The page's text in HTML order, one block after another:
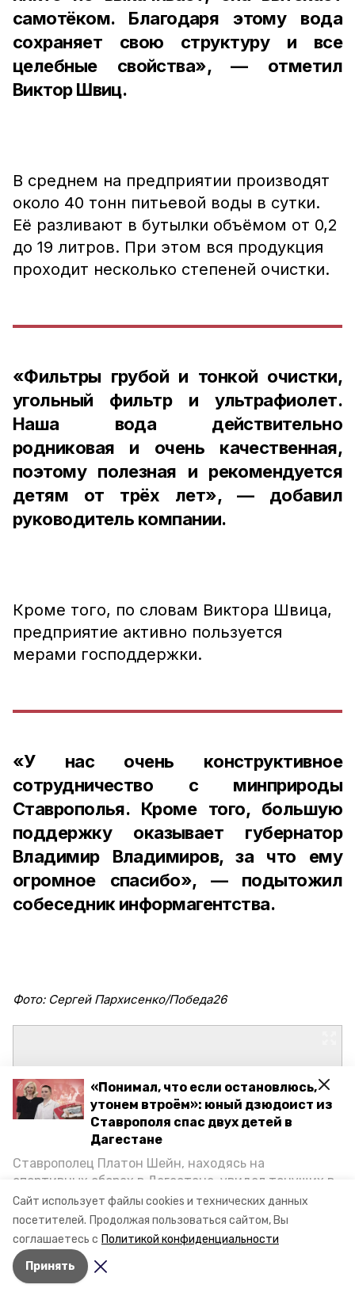
Сайт использует файлы cookies и технических данных
посетителей. Продолжая пользоваться сайтом, Вы
соглашаетесь с Политикой конфиденциальности
Принять
«Понимал, что если остановлюсь,
утонем втроём»: юный дзюдоист из
Ставрополя спас двух детей в
Дагестане
Ставрополец Платон Шейн, находясь на
спортивных сборах в Дегестане, увидел тонущих в
Каспийском море детей и бросился на помощь. По
возвращении домой, отважного мальчика
пригласили в министерство образования края и
наградили. Корреспондент «Победы26» пообщался
с юным героем.
самотёком. Благодаря этому вода
сохраняет свою структуру и все
целебные свойства», — отметил
Виктор Швиц.
В среднем на предприятии производят
около 40 тонн питьевой воды в сутки.
Её разливают в бутылки объёмом от 0,2
до 19 литров. При этом вся продукция
проходит несколько степеней очистки.
«Фильтры грубой и тонкой очистки,
угольный фильтр и ультрафиолет.
Наша вода действительно
родниковая и очень качественная,
поэтому полезная и рекомендуется
детям от трёх лет», — добавил
руководитель компании.
Кроме того, по словам Виктора Швица,
предприятие активно пользуется
мерами господдержки.
«У нас очень конструктивное
сотрудничество с минприроды
Ставрополья. Кроме того, большую
поддержку оказывает губернатор
Владимир Владимиров, за что ему
огромное спасибо», — подытожил
собеседник информагентства.
Фото: Сергей Пархисенко/Победа26